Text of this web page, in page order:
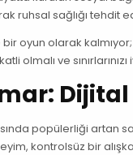
ruhsal sağlığı tehdit
oyun olarak
olmalı ve
Dijital
popülerliği artan
kontrolsüz bir